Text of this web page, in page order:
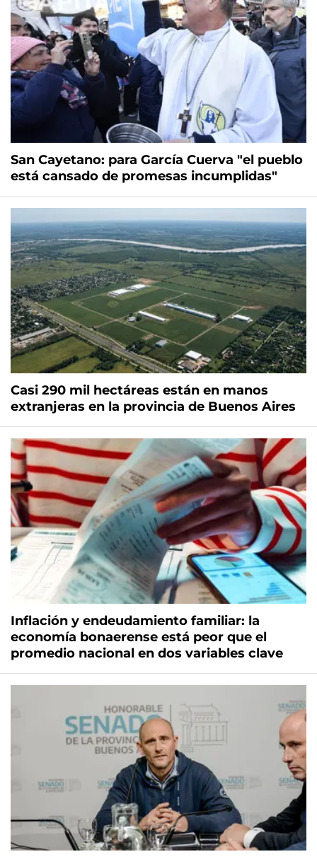
San Cayetano: para García Cuerva "el pueblo
está cansado de promesas incumplidas"
Casi 290 mil hectáreas están en manos
extranjeras en la provincia de Buenos Aires
Inflación y endeudamiento familiar: la
economía bonaerense está peor que el
promedio nacional en dos variables clave